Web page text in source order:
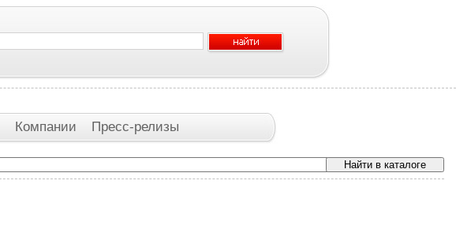
Компании Пресс-релизы